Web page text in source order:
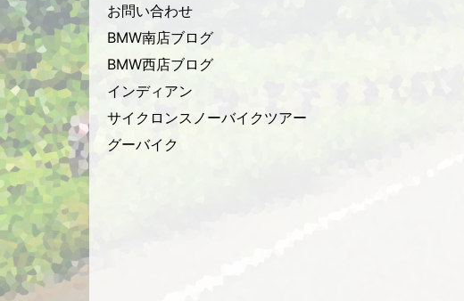
お問い合わせ
BMW南店ブログ
BMW西店ブログ
インディアン
サイクロンスノーバイクツアー
グーバイク